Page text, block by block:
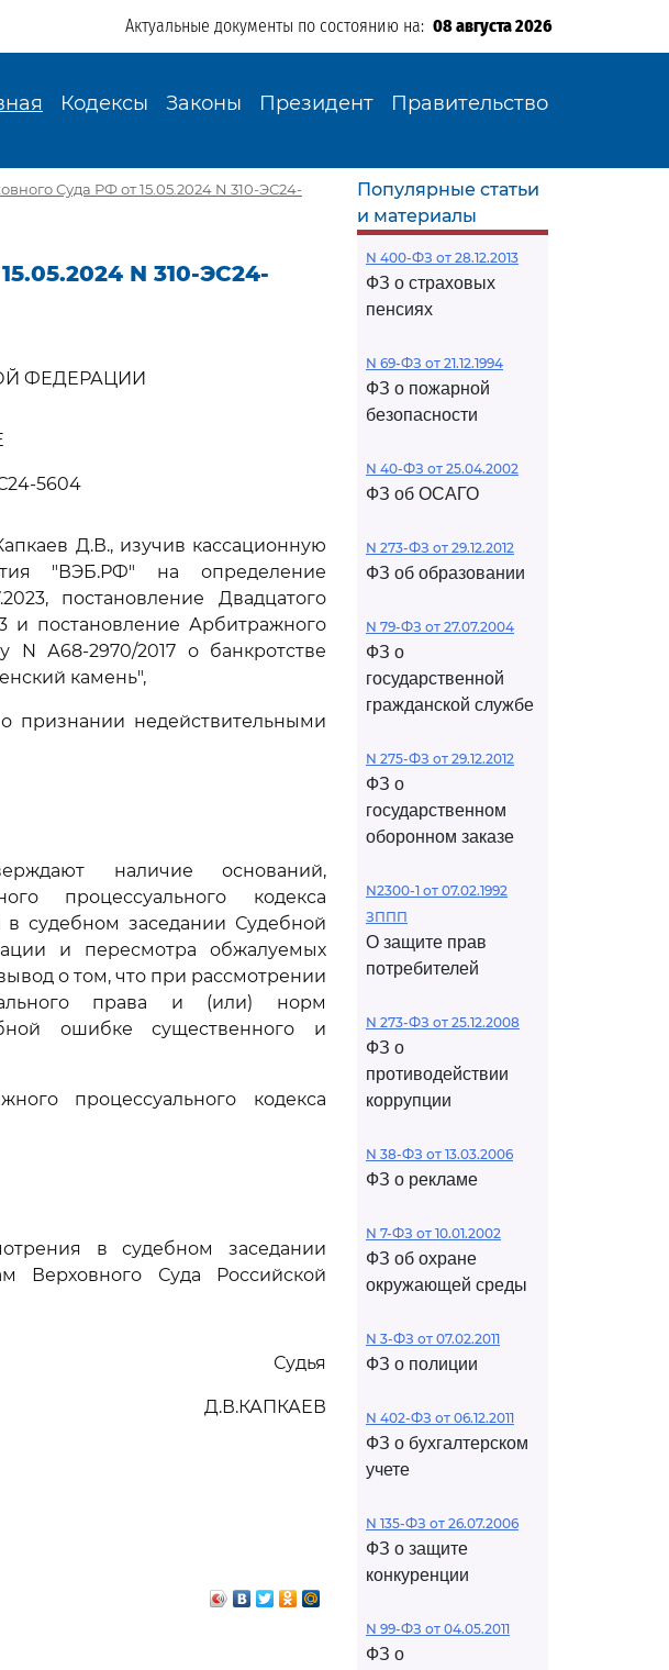
Актуальные документы по состоянию на: 08 августа 2026
Кодексы Законы Президент Правительство
Суда РФ от 15.05.2024 N 310-ЭС24-
N 310-ЭС24-
ФЕДЕРАЦИИ
5604
Д.В., изучив кассационную
"ВЭБ.РФ" на определение
постановление Двадцатого
и постановление Арбитражного
N А68-2970/2017 о банкротстве
камень",
признании недействительными
наличие оснований,
процессуального кодекса
судебном заседании Судебной
и пересмотра обжалуемых
о том, что при рассмотрении
права и (или) норм
ошибке существенного и
процессуального кодекса
в судебном заседании
Верховного Суда Российской
Судья
Д.В.КАПКАЕВ
Популярные статьи
и материалы
N 400-ФЗ от 28.12.2013
ФЗ о страховых
пенсиях
N 69-ФЗ от 21.12.1994
ФЗ о пожарной
безопасности
N 40-ФЗ от 25.04.2002
ФЗ об ОСАГО
N 273-ФЗ от 29.12.2012
ФЗ об образовании
N 79-ФЗ от 27.07.2004
ФЗ о
государственной
гражданской службе
N 275-ФЗ от 29.12.2012
ФЗ о
государственном
оборонном заказе
N2300-1 от 07.02.1992
ЗППП
О защите прав
потребителей
N 273-ФЗ от 25.12.2008
ФЗ о
противодействии
коррупции
N 38-ФЗ от 13.03.2006
ФЗ о рекламе
N 7-ФЗ от 10.01.2002
ФЗ об охране
окружающей среды
N 3-ФЗ от 07.02.2011
ФЗ о полиции
N 402-ФЗ от 06.12.2011
ФЗ о бухгалтерском
учете
N 135-ФЗ от 26.07.2006
ФЗ о защите
конкуренции
N 99-ФЗ от 04.05.2011
ФЗ о